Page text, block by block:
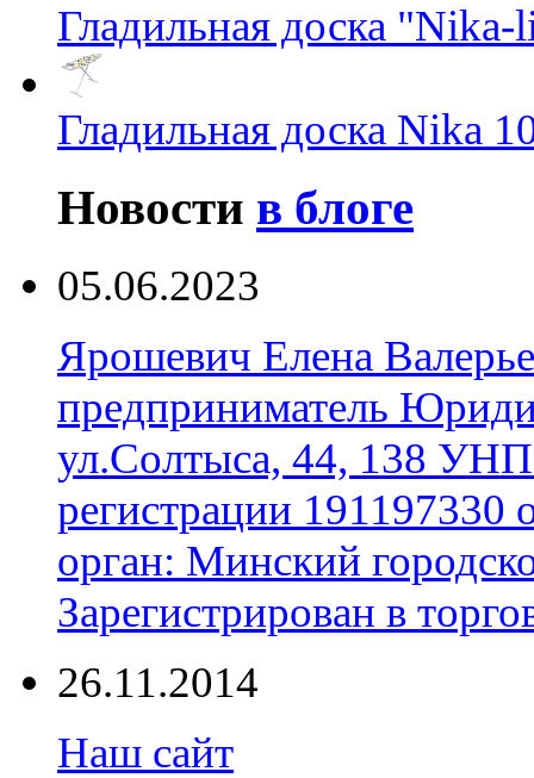
Гладильная доска
Гладильная доска Nika
Новости в блоге
05.06.2023
Ярошевич Елена
предприниматель
ул.Солтыса, 44, 138 УНП
регистрации
орган: Минский
Зарегистрирован в
26.11.2014
Наш сайт